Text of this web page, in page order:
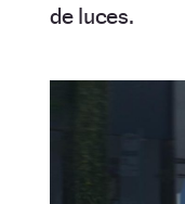
de luces.